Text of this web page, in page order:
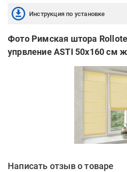
Инструкция по установке
Фото Римская штора
упрвление ASTI 50x160 см
Написать отзыв о товаре